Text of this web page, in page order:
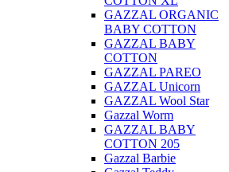
GAZZAL ORGANIC
BABY COTTON
GAZZAL BABY
COTTON
GAZZAL PAREO
GAZZAL Unicorn
GAZZAL Wool Star
Gazzal Worm
GAZZAL BABY
COTTON 205
Gazzal Barbie